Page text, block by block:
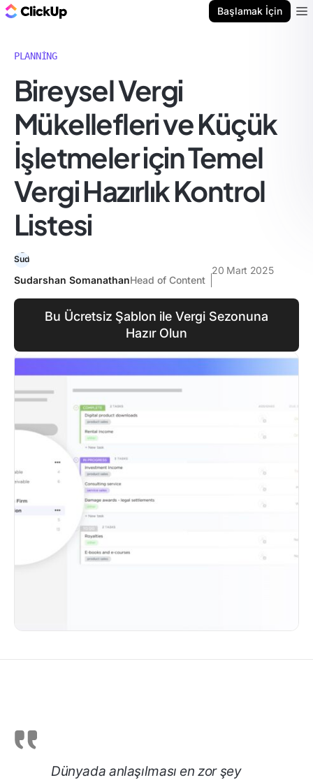
Başlamak İçin
PLANNING
Bireysel Vergi
Mükellefleri ve Küçük
İşletmeler için Temel
Vergi Hazırlık Kontrol
Listesi
Sudarshan SomanathanHead of Content
20 Mart 2025
Bu Ücretsiz Şablon ile Vergi Sezonuna
Hazır Olun
Dünyada anlaşılması en zor şey